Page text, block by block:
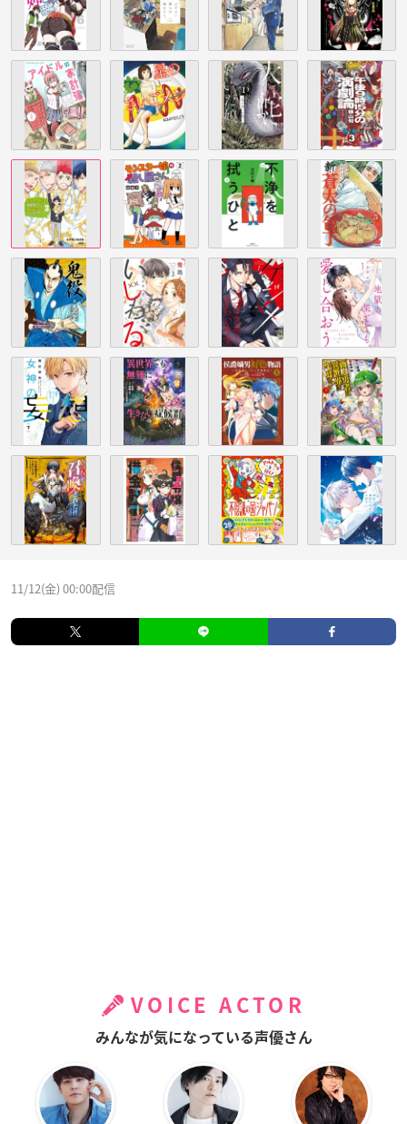
11/12(金) 00:00配信
VOICE ACTOR
みんなが気になっている声優さん